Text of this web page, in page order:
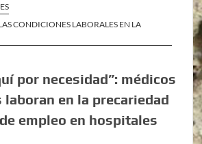
CONDICIONES LABORALES EN LA
por necesidad”: médicos
laboran en la precariedad
empleo en hospitales